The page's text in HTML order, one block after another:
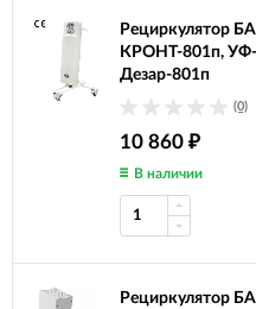
Рециркулятор
КРОНТ-801п, УФ-
Дезар-801п
(0)
10 860 ₽
В наличии
Рециркулятор